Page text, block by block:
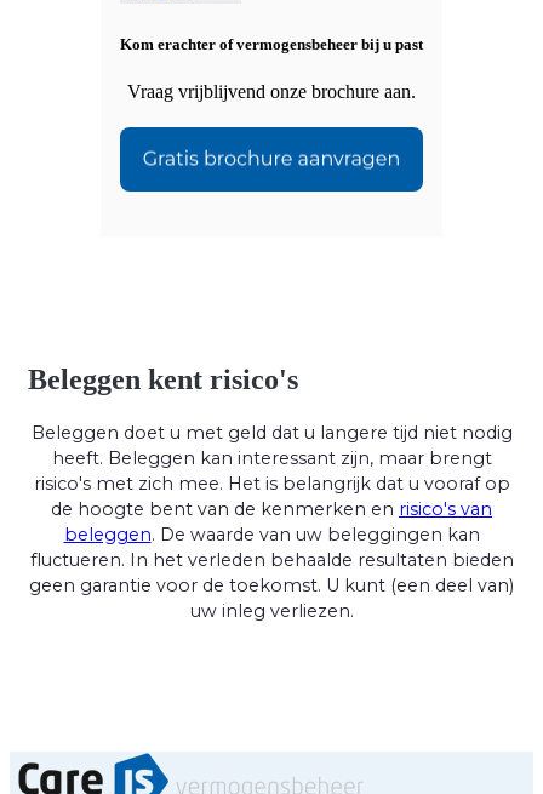
Kom erachter of vermogensbeheer bij u past
Vraag vrijblijvend onze brochure aan.
Beleggen kent risico's
Beleggen doet u met geld dat u langere tijd niet nodig
heeft. Beleggen kan interessant zijn, maar brengt
risico's met zich mee. Het is belangrijk dat u vooraf op
de hoogte bent van de kenmerken en risico's van
beleggen. De waarde van uw beleggingen kan
fluctueren. In het verleden behaalde resultaten bieden
geen garantie voor de toekomst. U kunt (een deel van)
uw inleg verliezen.